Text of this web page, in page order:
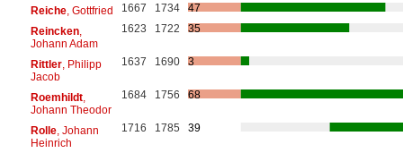
Reiche, Gottfried 1667 1734
47
Reincken,
Johann Adam
1623 1722 35
Rittler, Philipp
Jacob
1637 1690 3
Roemhildt,
Johann Theodor
1684 1756 68
Rolle, Johann
Heinrich
1716 1785 39